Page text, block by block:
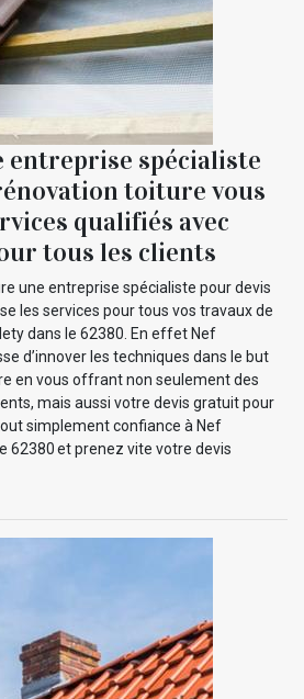
entreprise spécialiste
toiture vous
qualifiés avec
tous les clients
une entreprise spécialiste pour devis
les services pour tous vos travaux de
dans le 62380. En effet Nef
d’innover les techniques dans le but
en vous offrant non seulement des
mais aussi votre devis gratuit pour
simplement confiance à Nef
62380 et prenez vite votre devis